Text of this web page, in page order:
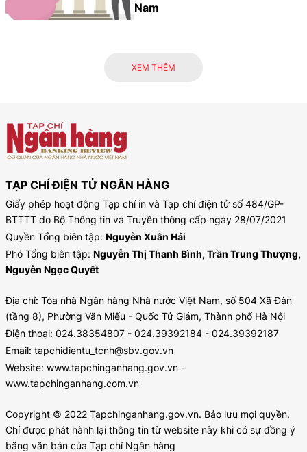
Nam
XEM THÊM
TẠP CHÍ ĐIỆN TỬ NGÂN HÀNG
Giấy phép hoạt động Tạp chí in và Tạp chí điện tử số 484/GP-
BTTTT do Bộ Thông tin và Truyền thông cấp ngày 28/07/2021
Quyền Tổng biên tập: Nguyễn Xuân Hải
Phó Tổng biên tập: Nguyễn Thị Thanh Bình, Trần Trung Thượng,
Nguyễn Ngọc Quyết
Địa chỉ: Tòa nhà Ngân hàng Nhà nước Việt Nam, số 504 Xã Đàn
(tầng 8), Phường Văn Miếu - Quốc Tử Giám, Thành phố Hà Nội
Điện thoại: 024.38354807 - 024.39392184 - 024.39392187
Email: tapchidientu_tcnh@sbv.gov.vn
Website: www.tapchinganhang.gov.vn -
www.tapchinganhang.com.vn
Copyright © 2022 Tapchinganhang.gov.vn. Bảo lưu mọi quyền.
Chỉ được phát hành lại thông tin từ website này khi có sự đồng ý
bằng văn bản của Tạp chí Ngân hàng